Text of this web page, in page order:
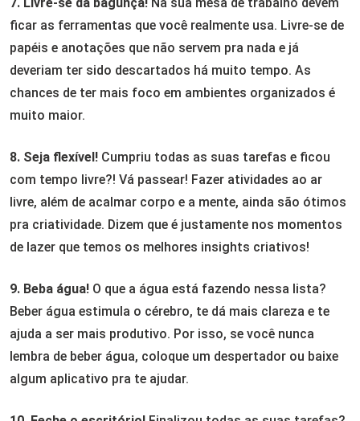
ficar as ferramentas que você realmente usa. Livre-se de
papéis e anotações que não servem pra nada e já
deveriam ter sido descartados há muito tempo. As
chances de ter mais foco em ambientes organizados é
muito maior.
8. Seja flexível! Cumpriu todas as suas tarefas e ficou
com tempo livre?! Vá passear! Fazer atividades ao ar
livre, além de acalmar corpo e a mente, ainda são ótimos
pra criatividade. Dizem que é justamente nos momentos
de lazer que temos os melhores insights criativos!
9. Beba água! O que a água está fazendo nessa lista?
Beber água estimula o cérebro, te dá mais clareza e te
ajuda a ser mais produtivo. Por isso, se você nunca
lembra de beber água, coloque um despertador ou baixe
algum aplicativo pra te ajudar.